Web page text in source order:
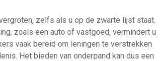
zelfs als u op de zwarte lijst staat.
zoals een auto of vastgoed, vermindert u
vaak bereid om leningen te verstrekken
Het bieden van onderpand kan dus een